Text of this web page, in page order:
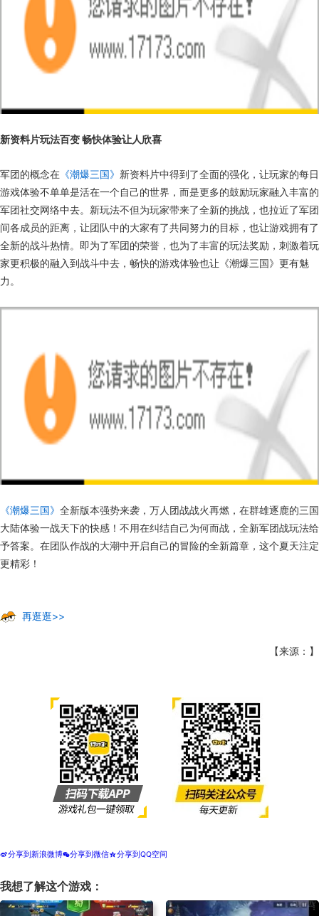
新资料片玩法百变 畅快体验让人欣喜
军团的概念在 《潮爆三国》 新资料片中得到了全面的强化，让玩家的每日
游戏体验不单单是活在一个自己的世界，而是更多的鼓励玩家融入丰富的
军团社交网络中去。新玩法不但为玩家带来了全新的挑战，也拉近了军团
间各成员的距离，让团队中的大家有了共同努力的目标，也让游戏拥有了
全新的战斗热情。即为了军团的荣誉，也为了丰富的玩法奖励，刺激着玩
家更积极的融入到战斗中去，畅快的游戏体验也让《潮爆三国》更有魅
力。
《潮爆三国》 全新版本强势来袭，万人团战战火再燃，在群雄逐鹿的三国
大陆体验一战天下的快感！不用在纠结自己为何而战，全新军团战玩法给
予答案。在团队作战的大潮中开启自己的冒险的全新篇章，这个夏天注定
更精彩！
再逛逛>>
【来源：】
t分享到新浪微博w分享到微信z分享到QQ空间
我想了解这个游戏：